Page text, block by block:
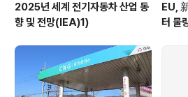
2025년 세계 전기자동차 산업 동
향 및 전망(IEA)1)
EU,
터 물